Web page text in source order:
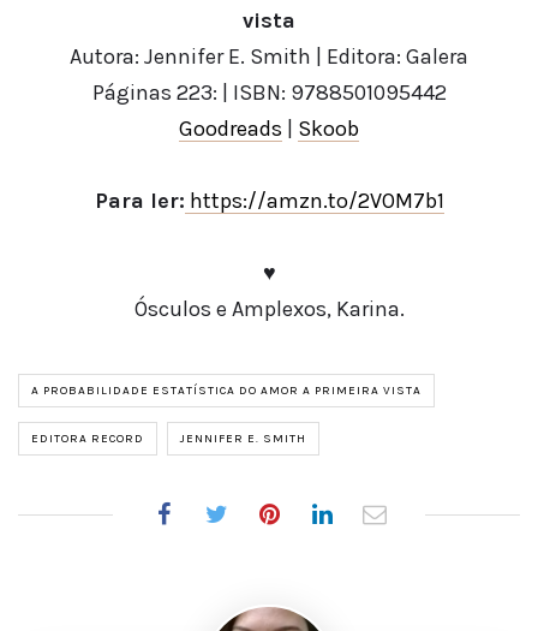
vista
Autora: Jennifer E. Smith | Editora: Galera
Páginas 223: | ISBN: 9788501095442
Goodreads
Skoob
Para ler: https://amzn.to/2VOM7b1
♥
Ósculos e Amplexos, Karina.
A PROBABILIDADE ESTATÍSTICA DO AMOR A PRIMEIRA VISTA
EDITORA RECORD JENNIFER E. SMITH